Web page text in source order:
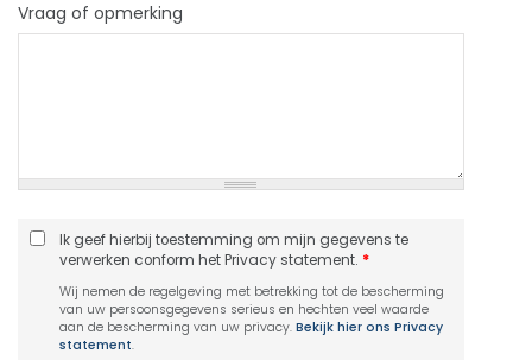
Vraag of opmerking
Ik geef hierbij toestemming om mijn gegevens te
verwerken conform het Privacy statement. *
Wij nemen de regelgeving met betrekking tot de bescherming
van uw persoonsgegevens serieus en hechten veel waarde
aan de bescherming van uw privacy. Bekijk hier ons Privacy
statement.